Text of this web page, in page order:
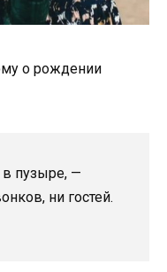
о рождении
пузыре, —
ни гостей.